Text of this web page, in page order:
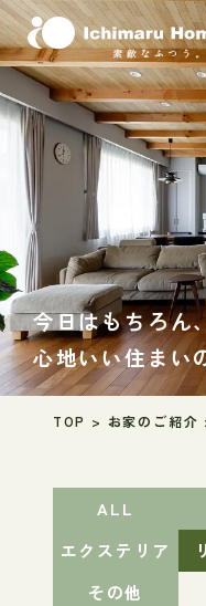
今日はもちろん
心地いい住まい
TOP > お家のご紹介
ALL
エクステリア
その他